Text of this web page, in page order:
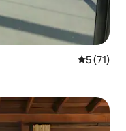
Note
5 (71)